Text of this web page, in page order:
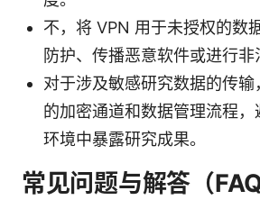
不，将 VPN 用于未授权的数
防护、传播恶意软件或进行非
对于涉及敏感研究数据的传
的加密通道和数据管理流程
环境中暴露研究成果。
常见问题与解答（FAQ